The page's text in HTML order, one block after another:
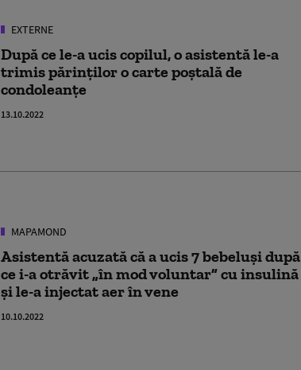
EXTERNE
După ce le-a ucis copilul, o asistentă le-a
trimis părinților o carte poștală de
condoleanțe
13.10.2022
MAPAMOND
Asistentă acuzată că a ucis 7 bebeluși după
ce i-a otrăvit „în mod voluntar” cu insulină
și le-a injectat aer în vene
10.10.2022